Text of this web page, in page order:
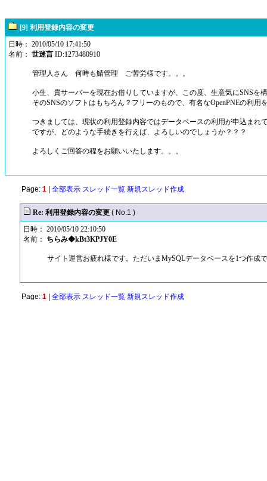
[9] 利用登録内容の変更
日時： 2010/05/10 17:41:50
名前： 世迷言 ID:1273480910
管理人さん 何時も鯖管理 ご苦労様です。。。
小生、貴サーバーを現在お借りしていますが、この度、生意気にSNSを
そのSNSのソフトはもちろん？フリーのもので、有名なOpenPNEの利用
つきましては、現状の利用登録内容ではデータベースの利用が申込ま
ですが、どのような手続きを行えば、よろしいのでしょうか？？？
よろしくご回答の程をお願いいたします。。。
Page: 1| 全部表示 スレッド一覧 新規スレッド作成
Re: 利用登録内容の変更 ( No.1 )
日時： 2010/05/10 22:10:50
名前：
ちらみ◆kBt3KPJY0E
サイト運営お疲れ様です。ただいまMySQLデータベースを1つ作成
Page: 1| 全部表示 スレッド一覧 新規スレッド作成